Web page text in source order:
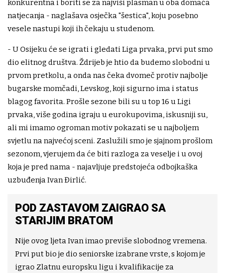
konkurentna i boriti se za najviši plasman u oba domaća
natjecanja - naglašava osječka "šestica", koju posebno
vesele nastupi koji ih čekaju u studenom.
- U Osijeku će se igrati i gledati Liga prvaka, prvi put smo
dio elitnog društva. Ždrijeb je htio da budemo slobodni u
prvom pretkolu, a onda nas čeka dvomeč protiv najbolje
bugarske momčadi, Levskog, koji sigurno ima i status
blagog favorita. Prošle sezone bili su u top 16 u Ligi
prvaka, više godina igraju u eurokupovima, iskusniji su,
ali mi imamo ogroman motiv pokazati se u najboljem
svjetlu na najvećoj sceni. Zaslužili smo je sjajnom prošlom
sezonom, vjerujem da će biti razloga za veselje i u ovoj
koja je pred nama - najavljuje predstojeća odbojkaška
uzbuđenja Ivan Đirlić.
POD ZASTAVOM ZAIGRAO SA
STARIJIM BRATOM
Nije ovog ljeta Ivan imao previše slobodnog vremena.
Prvi put bio je dio seniorske izabrane vrste, s kojom je
igrao Zlatnu europsku ligu i kvalifikacije za